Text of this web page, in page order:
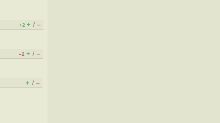
+2 + / –
–2 + / –
+ / –